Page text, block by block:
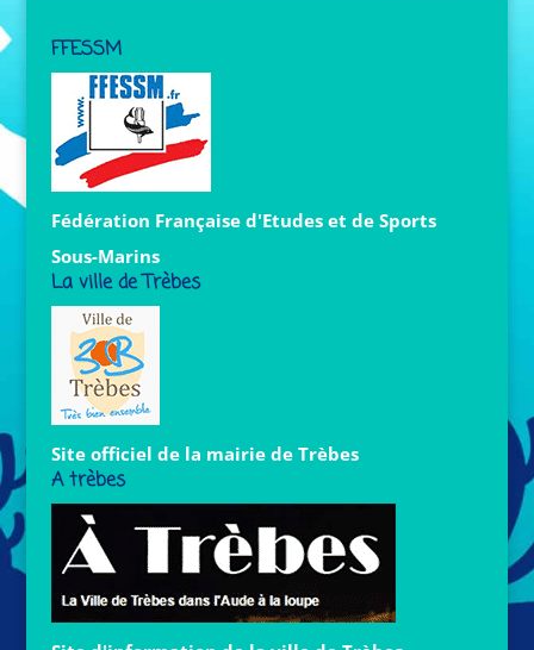
FFESSM
Fédération Française d'Etudes et de Sports
Sous-Marins
La ville de Trèbes
Site officiel de la mairie de Trèbes
A trèbes